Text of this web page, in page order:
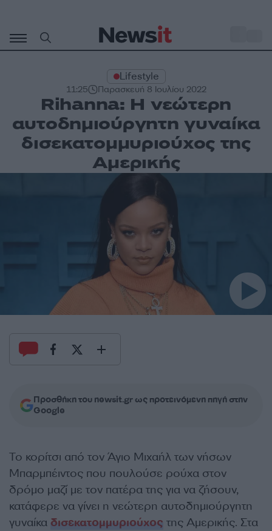
περιεχόμενο
Lifestyle
11:25 Παρασκευή 8 Ιουλίου 2022
Rihanna: Η νεώτερη
αυτοδημιούργητη γυναίκα
δισεκατομμυριούχος της
Αμερικής
Προσθήκη του newsit.gr ως προτεινόμενη πηγή στην
Google
Το κορίτσι από τον Άγιο Μιχαήλ των νήσων
Μπαρμπέιντος που πουλούσε ρούχα στον
δρόμο μαζί με τον πατέρα της για να ζήσουν,
κατάφερε να γίνει η νεώτερη αυτοδημιούργητη
γυναίκα δισεκατομμυριούχος της Αμερικής. Στα